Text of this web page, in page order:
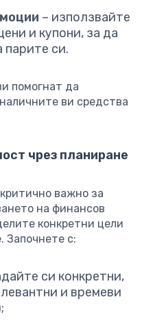
– използвайте
и купони, за да
си.
помогнат да
ви средства
чрез планиране
важно за
на финансов
конкретни цели
Започнете с:
си конкретни,
и времеви